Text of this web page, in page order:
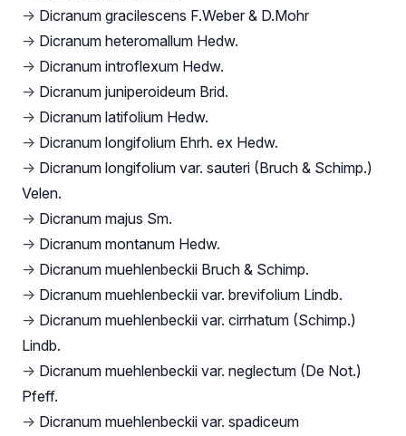
→ Dicranum gracilescens F.Weber & D.Mohr
→ Dicranum heteromallum Hedw.
→ Dicranum introflexum Hedw.
→ Dicranum juniperoideum Brid.
→ Dicranum latifolium Hedw.
→ Dicranum longifolium Ehrh. ex Hedw.
→ Dicranum longifolium var. sauteri (Bruch & Schimp.)
Velen.
→ Dicranum majus Sm.
→ Dicranum montanum Hedw.
→ Dicranum muehlenbeckii Bruch & Schimp.
→ Dicranum muehlenbeckii var. brevifolium Lindb.
→ Dicranum muehlenbeckii var. cirrhatum (Schimp.)
Lindb.
→ Dicranum muehlenbeckii var. neglectum (De Not.)
Pfeff.
→ Dicranum muehlenbeckii var. spadiceum